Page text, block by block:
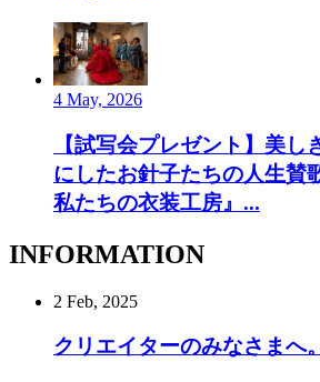
4 May, 2026
【試写会プレゼント】美し
にしたお針子たちの人生賛
私たちの衣装工房』...
INFORMATION
2 Feb, 2025
クリエイターのみなさまへ